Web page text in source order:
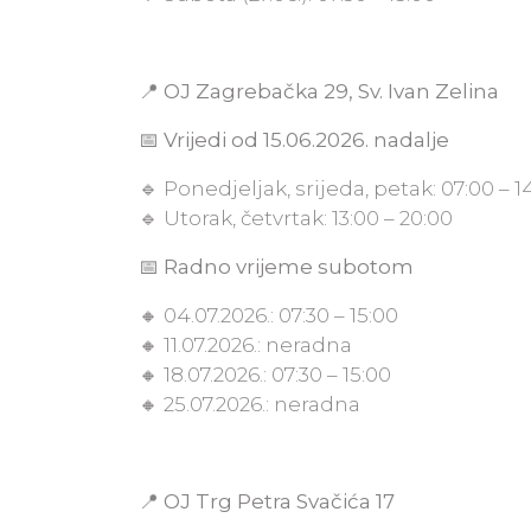
📍 OJ Zagrebačka 29, Sv. Ivan Zelina
📅 Vrijedi od 15.06.2026. nadalje
🔹 Ponedjeljak, srijeda, petak: 07:00 –
🔹 Utorak, četvrtak: 13:00 – 20:00
📅 Radno vrijeme subotom
🔸 04.07.2026.: 07:30 – 15:00
🔸 11.07.2026.: neradna
🔸 18.07.2026.: 07:30 – 15:00
🔸 25.07.2026.: neradna
📍 OJ Trg Petra Svačića 17